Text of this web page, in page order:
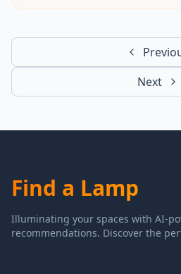
Next
Find a Lamp
Illuminating your spaces with AI-
recommendations. Discover the